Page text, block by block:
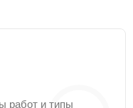
работ и типы